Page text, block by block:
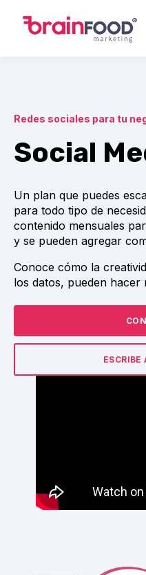
Redes sociales para tu
Social
Un plan que puedes
para todo tipo de
contenido mensuales
y se pueden agregar
Conoce cómo la
los datos, pueden hacer
ESCRIBE